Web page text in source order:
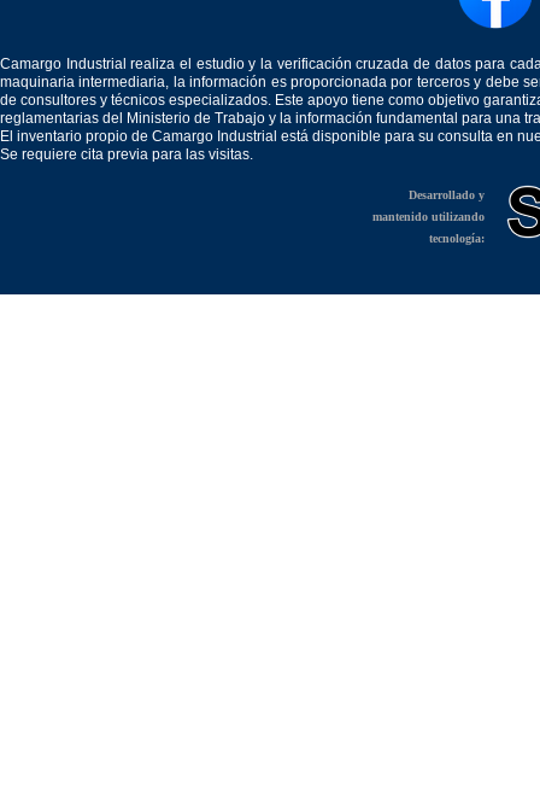
Camargo Industrial realiza el estudio y la verificación cruzada de datos para
maquinaria intermediaria, la información es proporcionada por terceros y debe
de consultores y técnicos especializados. Este apoyo tiene como objetivo
reglamentarias del Ministerio de Trabajo y la información fundamental para una
El inventario propio de Camargo Industrial está disponible para su consulta en
Se requiere cita previa para las visitas.
Desarrollado y
mantenido utilizando
tecnología: